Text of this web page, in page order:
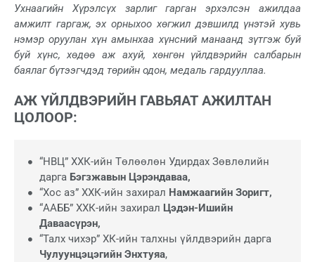
Ухнаагийн Хүрэлсүх зарлиг гарган эрхэлсэн ажилдаа
амжилт гаргаж, эх орныхоо хөгжил дэвшилд үнэтэй хувь
нэмэр оруулан хүн амынхаа хүнсний манаанд зүтгэж буй
буй хүнс, хөдөө аж ахуй, хөнгөн үйлдвэрийн салбарын
баялаг бүтээгчдэд төрийн одон, медаль гардууллаа.
АЖ ҮЙЛДВЭРИЙН ГАВЬЯАТ АЖИЛТАН
ЦОЛООР:
“НВЦ” ХХК-ийн Төлөөлөн Удирдах Зөвлөлийн
дарга Бэгзжавын Цэрэндаваа,
“Хос аз” ХХК-ийн захирал Намжаагийн Зоригт,
“ААББ” ХХК-ийн захирал Цэдэн-Ишийн
Даваасүрэн,
“Талх чихэр” ХК-ийн талхны үйлдвэрийн дарга
Чулуунцэцэгийн Энхтуяа,